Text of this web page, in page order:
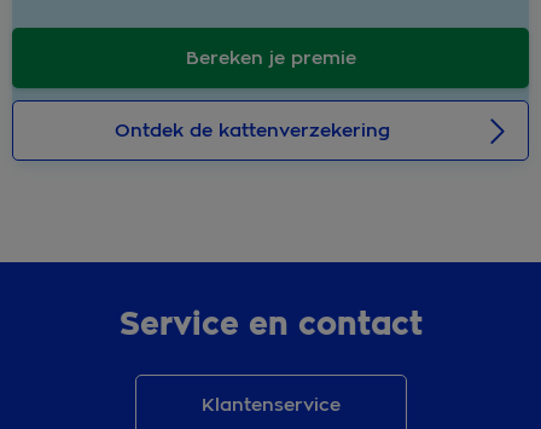
Bereken je premie
Ontdek de kattenverzekering
Service en contact
Klantenservice